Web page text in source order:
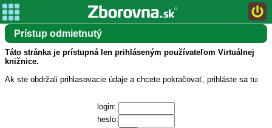
Prístup odmietnutý
Táto stránka je prístupná len prihláseným používateľom Virtuálnej
knižnice.
Ak ste obdržali prihlasovacie údaje a chcete pokračovať, prihláste sa tu:
login:
heslo: